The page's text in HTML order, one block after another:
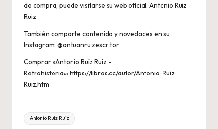
de compra, puede visitarse su web oficial: Antonio Ruiz
Ruiz
También comparte contenido y novedades en su
Instagram: @antuanruizescritor
Comprar «Antonio Ruíz Ruíz –
Retrohistoria»: https://libros.cc/autor/Antonio-Ruiz-
Ruiz.htm
Etiquetas:
Antonio Ruíz Ruíz